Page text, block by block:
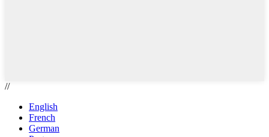
//
English
French
German